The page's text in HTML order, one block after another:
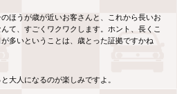
ほうが歳が近いお客さんと、これから長いお
て、すごくワクワクします。ホント、長くこ
多いということは、歳とった証拠ですかね
大人になるのが楽しみですよ。